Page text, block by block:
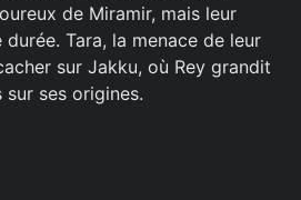
de Miramir, mais leur
Tara, la menace de leur
sur Jakku, où Rey grandit
ses origines.